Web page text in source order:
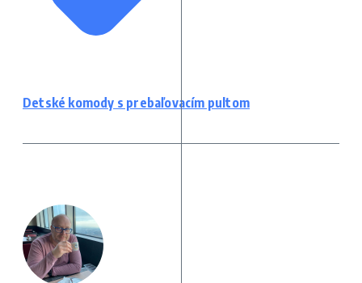
Detské komody s prebaľovacím pultom